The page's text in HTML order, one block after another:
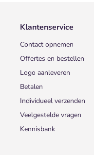
Klantenservice
Contact opnemen
Offertes en bestellen
Logo aanleveren
Betalen
Individueel verzenden
Veelgestelde vragen
Kennisbank